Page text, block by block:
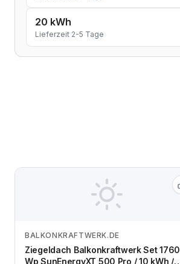
20 kWh
Lieferzeit 2-5 Tage
Zum Angebot
BALKONKRAFTWERK.DE
Ziegeldach Balkonkraftwerk Set 1760
Wp SunEnergyXT 500 Pro / 10 kWh /